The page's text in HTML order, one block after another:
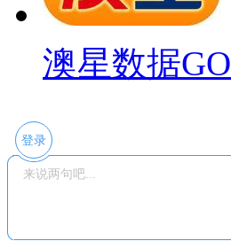
澳星数据GO
登录